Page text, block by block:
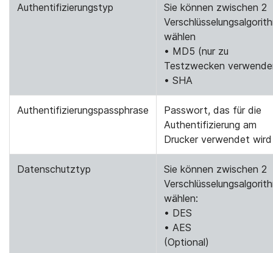
Authentifizierungstyp
Sie können zwischen 2
wählen
• MD5 (nur zu
Testzwecken
• SHA
Authentifizierungspassphrase
Passwort, das für die
Authentifizierung am
Drucker verwendet wird
Datenschutztyp
Sie können zwischen 2
wählen:
• DES
• AES
(Optional)